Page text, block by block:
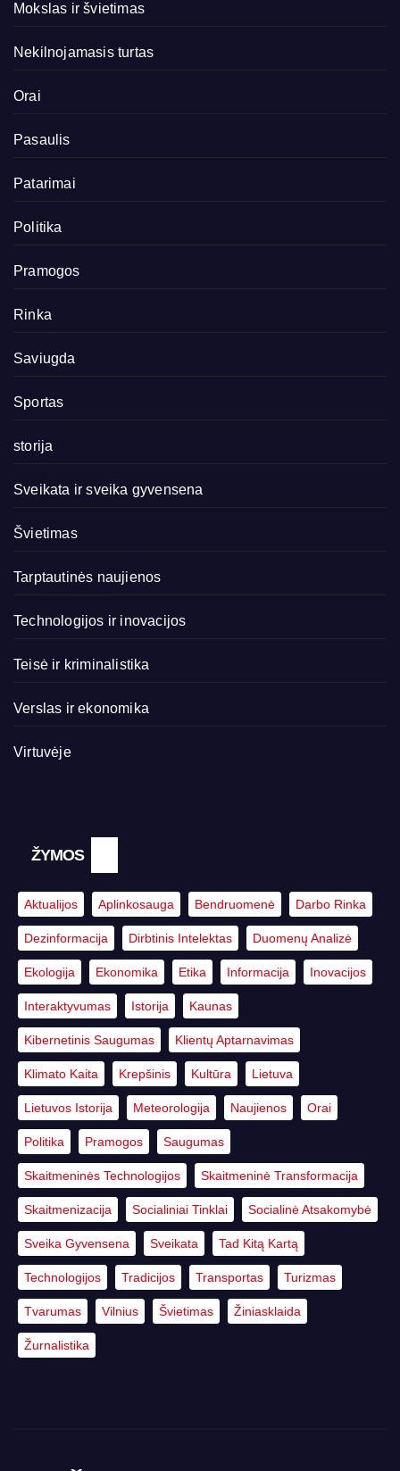
Mokslas ir švietimas
Nekilnojamasis turtas
Orai
Pasaulis
Patarimai
Politika
Pramogos
Rinka
Saviugda
Sportas
storija
Sveikata ir sveika gyvensena
Švietimas
Tarptautinės naujienos
Technologijos ir inovacijos
Teisė ir kriminalistika
Verslas ir ekonomika
Virtuvėje
ŽYMOS
Aktualijos Aplinkosauga Bendruomenė Darbo Rinka
Dezinformacija Dirbtinis Intelektas Duomenų Analizė
Ekologija Ekonomika Etika Informacija Inovacijos
Interaktyvumas Istorija Kaunas
Kibernetinis Saugumas Klientų Aptarnavimas
Klimato Kaita Krepšinis Kultūra Lietuva
Lietuvos Istorija Meteorologija Naujienos Orai
Politika Pramogos Saugumas
Skaitmeninės Technologijos Skaitmeninė Transformacija
Skaitmenizacija Socialiniai Tinklai Socialinė Atsakomybė
Sveika Gyvensena Sveikata Tad Kitą Kartą
Technologijos Tradicijos Transportas Turizmas
Tvarumas Vilnius Švietimas Žiniasklaida
Žurnalistika